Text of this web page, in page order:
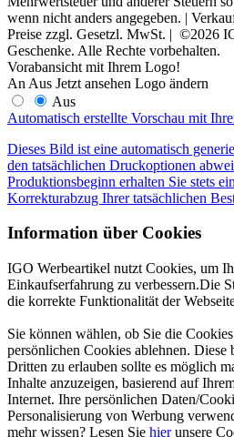
wenn nicht anders angegeben. |
Preise zzgl. Gesetzl. MwSt. | ©2026
Geschenke. Alle Rechte vorbehalten.
Vorabansicht mit Ihrem Logo!
An Aus Jetzt ansehen Logo ändern
Aus
Automatisch erstellte Vorschau mit
Dieses Bild ist eine automatisch
den tatsächlichen Druckoptionen
Produktionsbeginn erhalten Sie stets
Korrekturabzug Ihrer tatsächlichen
Information über Cookies
IGO Werbeartikel nutzt Cookies, um
Einkaufserfahrung zu verbessern.Die
die korrekte Funktionalität der
Sie können wählen, ob Sie die
persönlichen Cookies ablehnen.
Dritten zu erlauben sollte es möglich
Inhalte anzuzeigen, basierend auf
Internet. Ihre persönlichen Daten/
Personalisierung von Werbung
mehr wissen? Lesen Sie hierunsere